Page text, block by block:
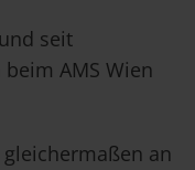
seit
AMS Wien
an